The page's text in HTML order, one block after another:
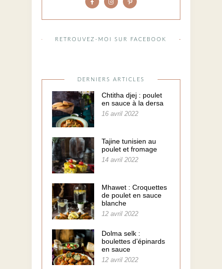
RETROUVEZ-MOI SUR FACEBOOK
DERNIERS ARTICLES
Chtitha djej : poulet
en sauce à la dersa
16 avril 2022
Tajine tunisien au
poulet et fromage
14 avril 2022
Mhawet : Croquettes
de poulet en sauce
blanche
12 avril 2022
Dolma selk :
boulettes d’épinards
en sauce
12 avril 2022